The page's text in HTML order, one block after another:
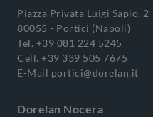
Piazza Privata Luigi Sapio, 2
80055 - Portici (Napoli)
Tel. +39 081 224 5245
Cell. +39 339 505 7675
E-Mail portici@dorelan.it
Dorelan Nocera